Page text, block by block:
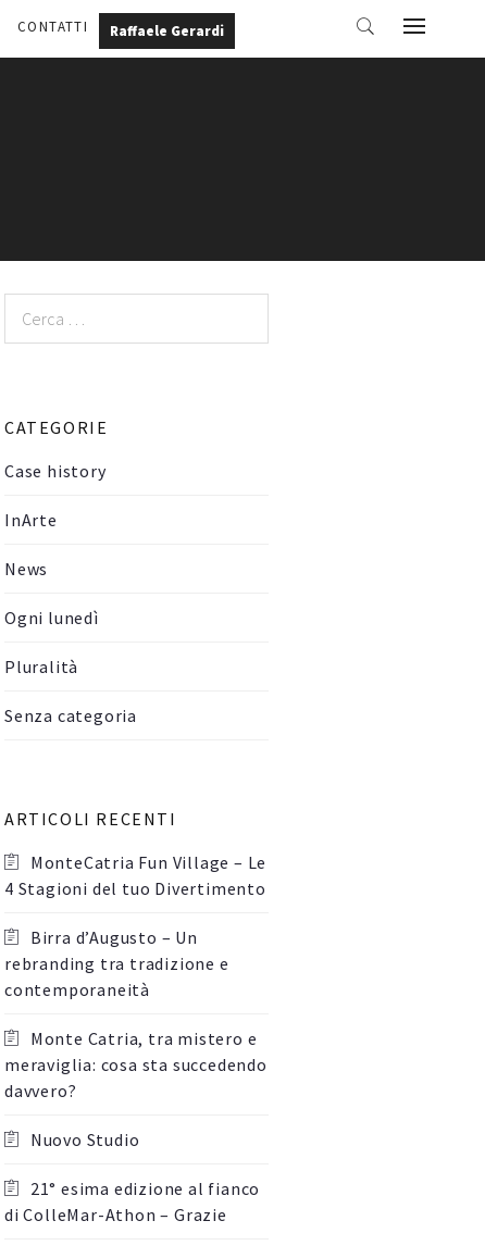
CONTATTI Raffaele Gerardi
per:
CATEGORIE
Case history
InArte
News
Ogni lunedì
Pluralità
Senza categoria
ARTICOLI RECENTI
MonteCatria Fun Village – Le
4 Stagioni del tuo Divertimento
Birra d’Augusto – Un
rebranding tra tradizione e
contemporaneità
Monte Catria, tra mistero e
meraviglia: cosa sta succedendo
davvero?
Nuovo Studio
21° esima edizione al fianco
di ColleMar-Athon – Grazie